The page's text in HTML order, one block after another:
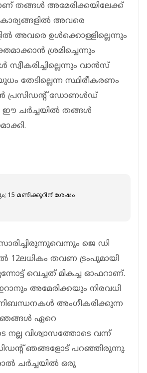
തങ്ങള്‍ അമേരിക്കയിലേക്ക്
അവരെ
അവരെ ഉള്‍ക്കൊള്ളില്ലെന്നും
ശ്രമിച്ചെന്നും
വാന്‍സ്
തേടില്ലെന്ന സ്ഥിരീകരണം
പ്രസിഡന്റ് ഡോണള്‍ഡ്
ഈ ചര്‍ച്ചയില്‍ തങ്ങള്‍
മണിക്കൂറിന് ശേഷം
ജെ ഡി
തവണ ട്രംപുമായി
വെച്ചത് മികച്ച ഓഫറാണ്.
അമേരിക്കയും നിരവധി
അംഗീകരിക്കുന്ന
ഞങ്ങള്‍ ഏറെ
വിശ്വാസത്തോടെ വന്ന്
ഞങ്ങളോട് പറഞ്ഞിരുന്നു.
ചര്‍ച്ചയില്‍ ഒരു